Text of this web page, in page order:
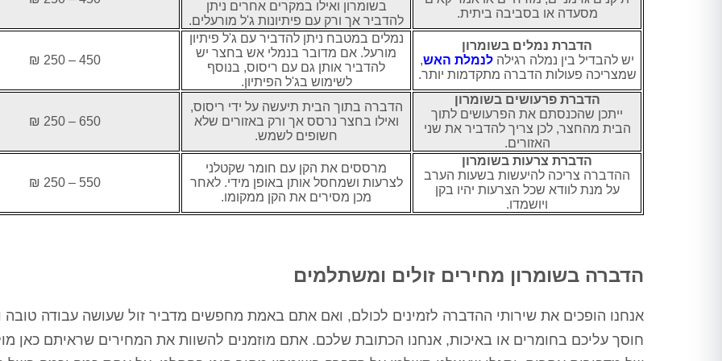
מסעדה או בסביבה ביתית.
בשומרון ואילו במקרים אחרים ניתן
להדביר אך ורק עם פיתיונות ג'ל מורעלים.
הדברת נמלים בשומרון
יש להבדיל בין נמלה רגילה לנמלת האש,
שמצריכה פעולות הדברה מתקדמות יותר.
נמלים במטבח ניתן להדביר עם ג'ל פיתיון
מורעל. אם מדובר בנמלי אש בחצר יש
להדביר אותן גם עם ריסוס, בנוסף
לשימוש בג'ל הפיתיון.
450 – 250 ₪
הדברת פרעושים בשומרון
ייתכן שהכנסתם את הפרעושים לתוך
הבית מהחצר, לכן צריך להדביר את שני
האזורים.
הדברה בתוך הבית תיעשה על ידי ריסוס,
ואילו בחצר נרסס אך ורק באזורים שלא
חשופים לשמש.
650 – 250 ₪
הדברת צרעות בשומרון
ההדברה צריכה להיעשות בשעות הערב
על מנת לוודא שכל הצרעות יהיו בקן
ויושמדו.
מרססים את הקן עם חומר שקטלני
לצרעות ושמחסל אותן באופן מידי. לאחר
מכן מסירים את הקן ממקומו.
550 – 250 ₪
הדברה בשומרון מחירים זולים ומשתלמים
אנחנו הופכים את שירותי ההדברה לזמינים לכולם, ואם אתם באמת מחפשים מדביר זול שעושה עבודה טובה
חוסך עליכם בחומרים או באיכות, אנחנו הכתובת שלכם. אתם מוזמנים להשוות את המחירים שראיתם כאן